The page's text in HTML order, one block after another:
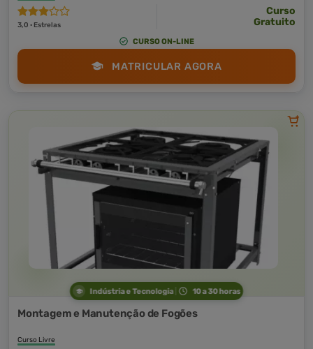
3,0 · Estrelas
Curso
Gratuito
CURSO ON-LINE
MATRICULAR AGORA
Indústria e Tecnologia 10 a 30 horas
Montagem e Manutenção de Fogões
Curso Livre